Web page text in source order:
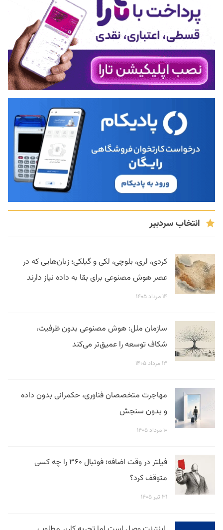
انتخاب سردبیر
کردی، لری، بلوچی، لکی و گیلکی؛ زبان‌هایی که در
عصر هوش مصنوعی برای بقا به داده نیاز دارند
۱۴ مرداد ۱۴۰۵
سازمان ملل: هوش مصنوعی بدون ظرفیت،
شکاف توسعه را عمیق‌تر می‌کند
۱۳ مرداد ۱۴۰۵
مهاجرت متخصصان فناوری، حکمرانی بدون داده
و بدون سنجش
۱۰ مرداد ۱۴۰۵
فیلتر در وقت اضافه؛ فوتبال ۳۶۰ را چه کسی
متوقف کرد؟
۳۱ تیر ۱۴۰۵